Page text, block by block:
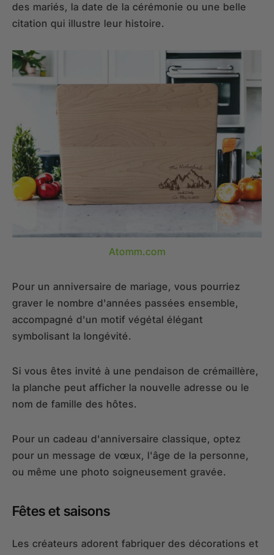
des mariés, la date de la cérémonie ou une belle
citation qui illustre leur histoire.
Atomm.com
Pour un anniversaire de mariage, vous pourriez
graver le nombre d'années passées ensemble,
accompagné d'un motif végétal élégant
symbolisant la longévité.
Si vous êtes invité à une pendaison de crémaillère,
la planche peut afficher la nouvelle adresse ou le
nom de famille des hôtes.
Pour un cadeau d'anniversaire classique, optez
pour un message de vœux, l'âge de la personne,
ou même une photo soigneusement gravée.
Fêtes et saisons
Les créateurs adorent fabriquer des décorations et